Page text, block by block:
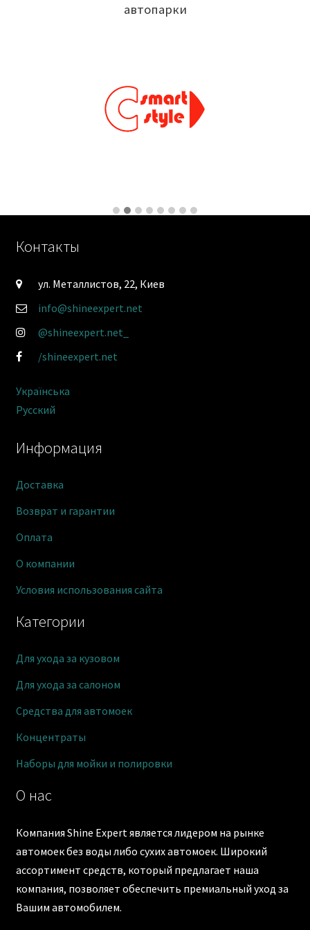
автопарки
О нас
Компания Shine Expert является лидером на рынке
автомоек без воды либо сухих автомоек. Широкий
ассортимент средств, который предлагает наша
компания, позволяет обеспечить премиальный уход за
Вашим автомобилем.
Категории
Для ухода за кузовом
Для ухода за салоном
Средства для автомоек
Концентраты
Наборы для мойки и полировки
Информация
Доставка
Возврат и гарантии
Оплата
О компании
Условия использования сайта
Контакты
ул. Металлистов, 22, Киев
info@shineexpert.net
@shineexpert.net_
/shineexpert.net
Українська
Русский